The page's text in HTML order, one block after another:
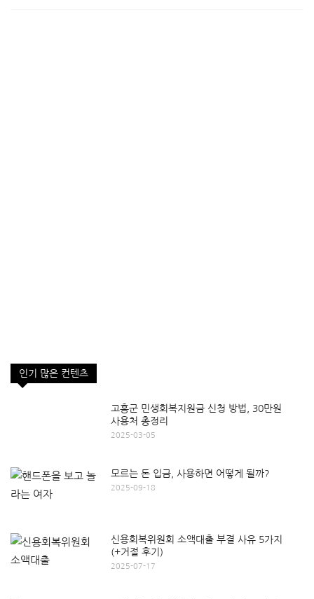
인기 많은 컨텐츠
고흥군 민생회복지원금 신청 방법, 30만원
사용처 총정리
2025-03-05
모르는 돈 입금, 사용하면 어떻게 될까?
2025-09-18
신용회복위원회 소액대출 부결 사유 5가지
(+거절 후기)
2025-07-17